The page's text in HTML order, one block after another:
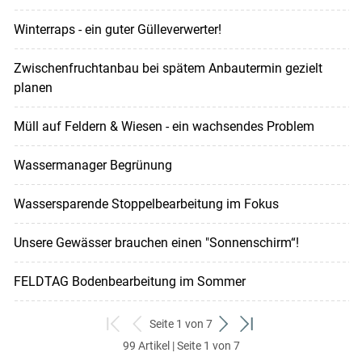
Winterraps - ein guter Gülleverwerter!
Zwischenfruchtanbau bei spätem Anbautermin gezielt
planen
Müll auf Feldern & Wiesen - ein wachsendes Problem
Wassermanager Begrünung
Wassersparende Stoppelbearbeitung im Fokus
Unsere Gewässer brauchen einen "Sonnenschirm“!
FELDTAG Bodenbearbeitung im Sommer
zum
ersten
zurück
zum
Seite 1 von 7
weiter
zum
zum
99 Artikel | Seite 1 von 7